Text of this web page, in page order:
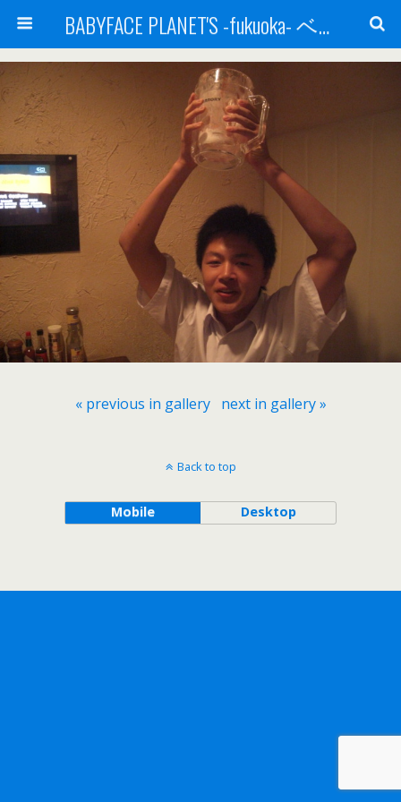
BABYFACE PLANET'S -fukuoka- ベビーフェイスプラネッツ 福岡(ベビフェ福岡)
« previous in gallery next in gallery »
Back to top
Mobile Desktop